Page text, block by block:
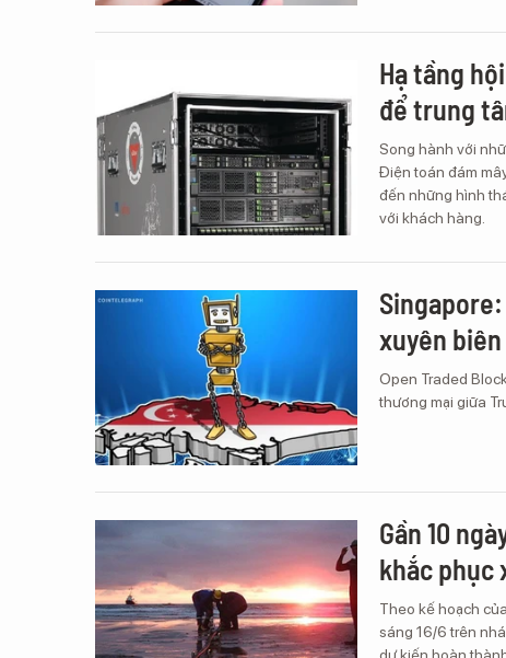
Hạ tầng
để trung
Song hành với
Điện toán đám
đến những hình
với khách hàng.
xuyên
Open Traded
thương mại giữa
Gần 10
khắc phục
Theo kế hoạch
sáng 16/6 trên